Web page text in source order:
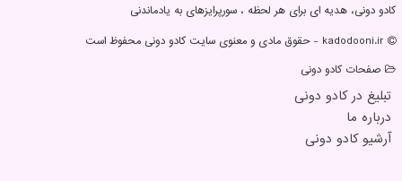
کادو دونی، هدیه ای برای هر لحظه ، سورپرایزهای به یادماندنی
صفحات كادو دونی
تبلیغ در كادو دونی
درباره ما
آرشیو كادو دونی